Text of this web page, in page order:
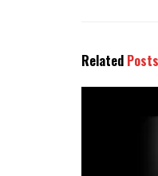
Related Posts